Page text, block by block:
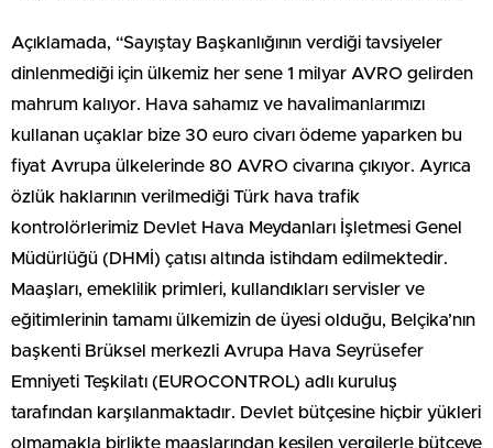
Açıklamada, “Sayıştay Başkanlığının verdiği tavsiyeler
dinlenmediği için ülkemiz her sene 1 milyar AVRO gelirden
mahrum kalıyor. Hava sahamız ve havalimanlarımızı
kullanan uçaklar bize 30 euro civarı ödeme yaparken bu
fiyat Avrupa ülkelerinde 80 AVRO civarına çıkıyor. Ayrıca
özlük haklarının verilmediği Türk hava trafik
kontrolörlerimiz Devlet Hava Meydanları İşletmesi Genel
Müdürlüğü (DHMİ) çatısı altında istihdam edilmektedir.
Maaşları, emeklilik primleri, kullandıkları servisler ve
eğitimlerinin tamamı ülkemizin de üyesi olduğu, Belçika’nın
başkenti Brüksel merkezli Avrupa Hava Seyrüsefer
Emniyeti Teşkilatı (EUROCONTROL) adlı kuruluş
tarafından karşılanmaktadır. Devlet bütçesine hiçbir yükleri
olmamakla birlikte maaşlarından kesilen vergilerle bütçeye